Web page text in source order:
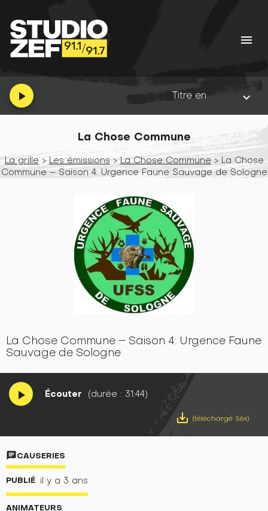
menu
play_arrow Titre en cours : keyboard_arrow_down
La Chose Commune
La grille > Les émissions > La Chose Commune> La Chose
Commune – Saison 4: Urgence Faune Sauvage de Sologne
La Chose Commune – Saison 4: Urgence Faune
Sauvage de Sologne
play_arrow Écouter (durée : 31:44)
save_alt (téléchargé 56x)
chatCAUSERIES
PUBLIÉ il y a 3 ans
ANIMATEURS